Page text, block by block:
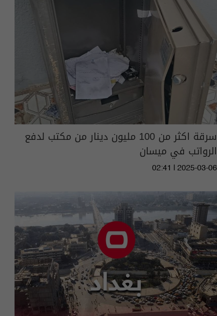
سرقة اكثر من 100 مليون دينار من مكتب لدفع
الرواتب في ميسان
02:41 | 2025-03-06